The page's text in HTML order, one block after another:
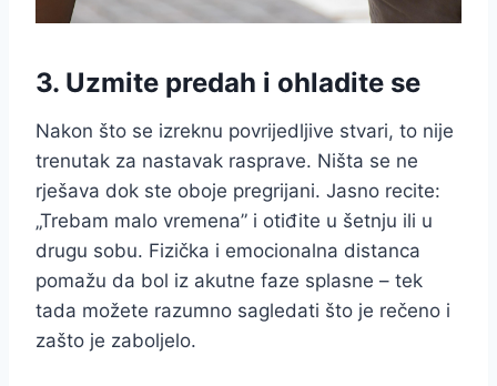
3. Uzmite predah i ohladite se
Nakon što se izreknu povrijedljive stvari, to nije
trenutak za nastavak rasprave. Ništa se ne
rješava dok ste oboje pregrijani. Jasno recite:
„Trebam malo vremena” i otiđite u šetnju ili u
drugu sobu. Fizička i emocionalna distanca
pomažu da bol iz akutne faze splasne – tek
tada možete razumno sagledati što je rečeno i
zašto je zaboljelo.